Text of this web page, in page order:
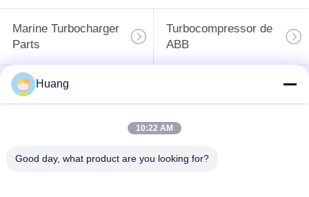
Marine Turbocharger
Parts
Turbocompressor de
ABB
Turbocompressor do
ENCONTROU o
Alojamento de
Huang
10:22 AM
Good day, what product are you looking for?